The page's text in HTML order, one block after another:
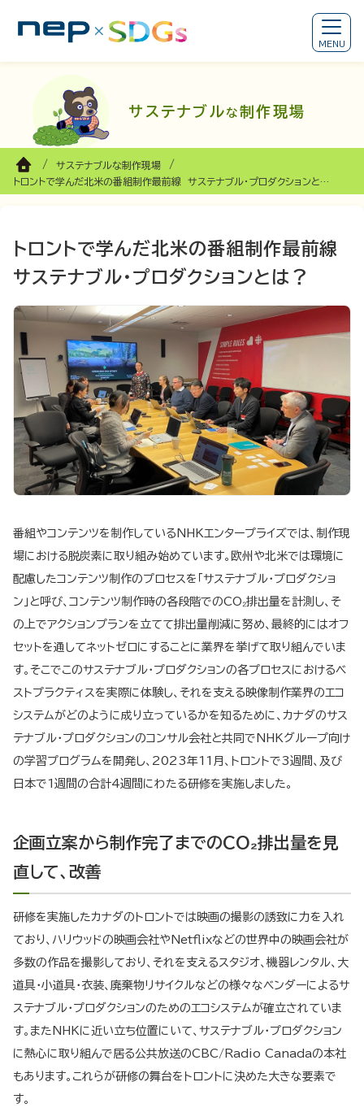
サステナブル な 制作現場
サステナブルな制作現場
トロントで学んだ北米の番組制作最前線 サステナブル・プロダクションとは？
トロントで学んだ北米の番組制作最前線
サステナブル・プロダクションとは？
番組やコンテンツを制作しているNHKエンタープライズでは、制作現
場における脱炭素に取り組み始めています。欧州や北米では環境に
配慮したコンテンツ制作のプロセスを「サステナブル・プロダクショ
ン」と呼び、コンテンツ制作時の各段階でのCO₂排出量を計測し、そ
の上でアクションプランを立てて排出量削減に努め、最終的にはオフ
セットを通してネットゼロにすることに業界を挙げて取り組んでいま
す。そこでこのサステナブル・プロダクションの各プロセスにおけるベ
ストプラクティスを実際に体験し、それを支える映像制作業界のエコ
システムがどのように成り立っているかを知るために、カナダのサス
テナブル・プロダクションのコンサル会社と共同でNHKグループ向け
の学習プログラムを開発し、2023年11月、トロントで3週間、及び
日本で1週間の合計4週間にわたる研修を実施しました。
企画立案から制作完了までのCO₂排出量を見
直して、改善
研修を実施したカナダのトロントでは映画の撮影の誘致に力を入れ
ており、ハリウッドの映画会社やNetflixなどの世界中の映画会社が
多数の作品を撮影しており、それを支えるスタジオ、機器レンタル、大
道具・小道具・衣装、廃棄物リサイクルなどの様々なベンダーによるサ
ステナブル・プロダクションのためのエコシステムが確立されていま
す。またNHKに近い立ち位置にいて、サステナブル・プロダクション
に熱心に取り組んで居る公共放送のCBC/Radio Canadaの本社
もあります。これらが研修の舞台をトロントに決めた大きな要素で
す。